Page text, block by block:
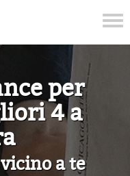
per
4 a
a te